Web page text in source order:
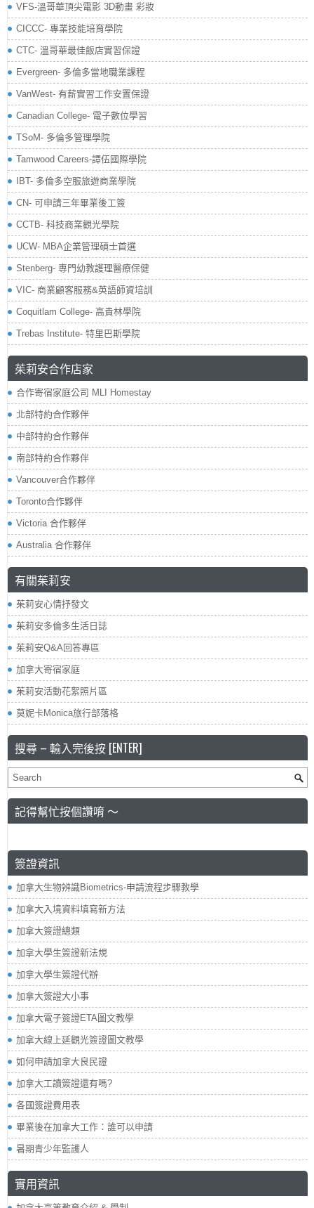
VFS-溫哥華頂尖電影 3D動畫 彩妝
CICCC- 專業技能培育學院
CTC- 溫哥華最佳飯店實習保證
Evergreen- 多倫多當地職業課程
VanWest- 有薪實習工作安置保證
Canadian College- 電子數位學習
TSoM- 多倫多管理學院
Tamwood Careers-譚伍國際學院
IBT- 多倫多空服旅遊商業學院
CN- 可申請三年畢業後工簽
CCTB- 科技商業觀光學院
UCW- MBA企業管理碩士首選
Stenberg- 專門幼教護理醫療保健
VIC- 商業顧客服務&英語師資培訓
Coquitlam College- 高貴林學院
Trebas Institute- 特里巴斯學院
茱莉安合作店家
合作寄宿家庭公司 MLI Homestay
北部特約合作夥伴
中部特約合作夥伴
南部特約合作夥伴
Vancouver合作夥伴
Toronto合作夥伴
Victoria 合作夥伴
Australia 合作夥伴
有關茱莉安
茱莉安心情抒發文
茱莉安多倫多生活日誌
茱莉安Q&A回答專區
加拿大寄宿家庭
茱莉安活動花絮照片區
莫妮卡Monica旅行部落格
搜尋 – 輸入完後按 [ENTER]
記得幫忙按個讚唷 ～
簽證資訊
加拿大生物辨識Biometrics-申請流程步驟教學
加拿大入境資料填寫新方法
加拿大簽證總類
加拿大學生簽證新法規
加拿大學生簽證代辦
加拿大簽證大小事
加拿大電子簽證ETA圖文教學
加拿大線上延觀光簽證圖文教學
如何申請加拿大良民證
加拿大工讀簽證還有嗎?
各國簽證費用表
畢業後在加拿大工作：誰可以申請
暑期青少年監護人
實用資訊